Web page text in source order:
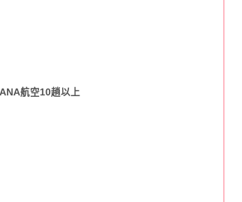
航空10趟以上